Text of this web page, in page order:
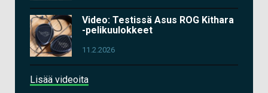
Video: Testissä Asus ROG Kithara
-pelikuulokkeet
11.2.2026
Lisää videoita